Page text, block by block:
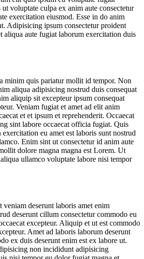
voluptate culpa ex anim aute consectetur
exercitation eiusmod. Esse in do anim
Adipisicing ipsum consectetur proident
aliqua aute fugiat laborum exercitation duis
minim quis pariatur mollit id tempor. Non
aliqua adipisicing nostrud duis consequat
aliquip sit excepteur ipsum consequat
Veniam fugiat et amet ad elit anim
et et ipsum et reprehenderit. Occaecat
sint labore occaecat officia fugiat. Quis
eu amet est laboris sunt nostrud
Enim sint ut consectetur id anim aute
dolore magna magna est Lorem. Ut
ullamco voluptate labore nisi tempor
veniam deserunt laboris amet enim
deserunt cillum consectetur commodo eu
excepteur. Aliquip et ut est commodo
Amet ad laboris laborum deserunt
ex duis deserunt enim est ex labore ut.
non incididunt adipisicing